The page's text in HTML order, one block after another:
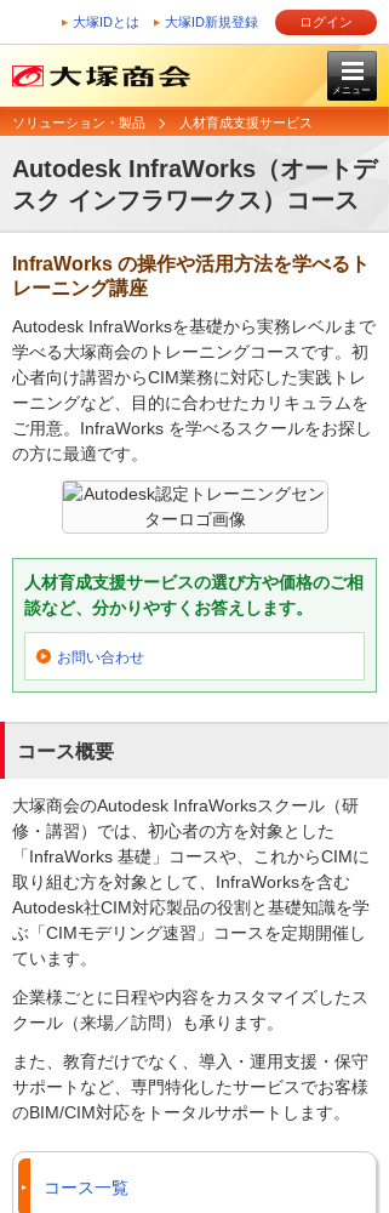
大塚IDとは 大塚ID新規登録 ログイン
メニュー
ソリューション・製品 人材育成支援サービス
Autodesk InfraWorks（オートデ
スク インフラワークス）コース
InfraWorks の操作や活用方法を学べるト
レーニング講座
Autodesk InfraWorksを基礎から実務レベルまで
学べる大塚商会のトレーニングコースです。初
心者向け講習からCIM業務に対応した実践トレ
ーニングなど、目的に合わせたカリキュラムを
ご用意。InfraWorks を学べるスクールをお探し
の方に最適です。
人材育成支援サービスの選び方や価格のご相
談など、分かりやすくお答えします。
お問い合わせ
コース概要
大塚商会のAutodesk InfraWorksスクール（研
修・講習）では、初心者の方を対象とした
「InfraWorks 基礎」コースや、これからCIMに
取り組む方を対象として、InfraWorksを含む
Autodesk社CIM対応製品の役割と基礎知識を学
ぶ「CIMモデリング速習」コースを定期開催し
ています。
企業様ごとに日程や内容をカスタマイズしたス
クール（来場／訪問）も承ります。
また、教育だけでなく、導入・運用支援・保守
サポートなど、専門特化したサービスでお客様
のBIM/CIM対応をトータルサポートします。
コース一覧